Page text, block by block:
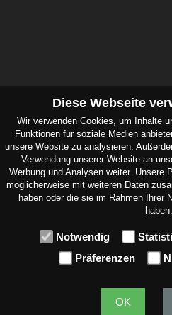
Anschrift
FAIR Handelsgesellschaft mbH
Weseler Str.683
48163 Münster
Telefon +49 (0)251 65078
Telefax +49 (0)251 65224
Diese Webseite
Wir verwenden Cookies, um Inhalte
Funktionen für soziale Medien
unsere Website zu analysieren.
Verwendung unserer Website an
Werbung und Analysen weiter. Unsere
möglicherweise mit weiteren Daten
haben oder die sie im Rahmen Ihrer
haben.
Notwendig
Präferenzen
OK